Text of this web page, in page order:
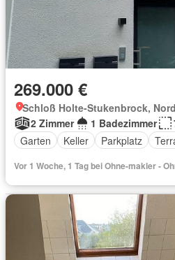
269.000 €
Schloß Holte-Stukenbrock,
2 Zimmer
1 Badezimmer
Garten
Keller Parkplatz
Vor 1 Woche, 1 Tag bei Ohne-makler -